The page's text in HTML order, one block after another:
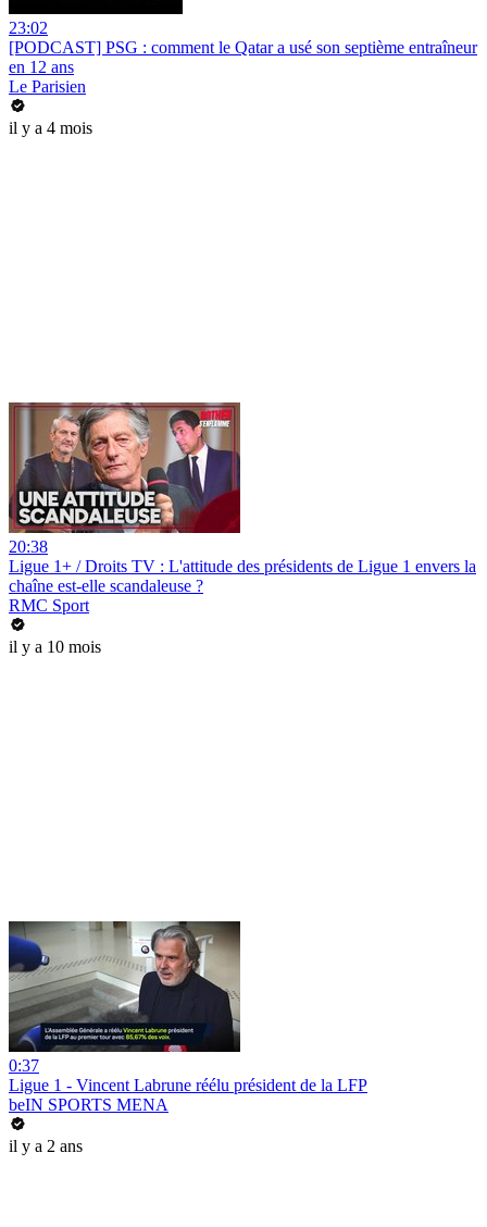
23:02
[PODCAST] PSG : comment le Qatar a usé son septième entraîneur
en 12 ans
Le Parisien
il y a 4 mois
20:38
Ligue 1+ / Droits TV : L'attitude des présidents de Ligue 1 envers la
chaîne est-elle scandaleuse ?
RMC Sport
il y a 10 mois
0:37
Ligue 1 - Vincent Labrune réélu président de la LFP
beIN SPORTS MENA
il y a 2 ans